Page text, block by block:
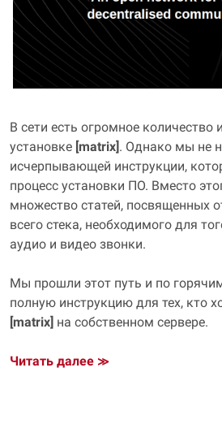
В сети есть огромное количество
установке [matrix]. Однако мы не
исчерпывающей инструкции,
процесс установки ПО. Вместо
множество статей, посвященных
всего стека, необходимого для
аудио и видео звонки.
Мы прошли этот путь и по
полную инструкцию для тех, кто
[matrix] на собственном сервере.
Читать далее ≫